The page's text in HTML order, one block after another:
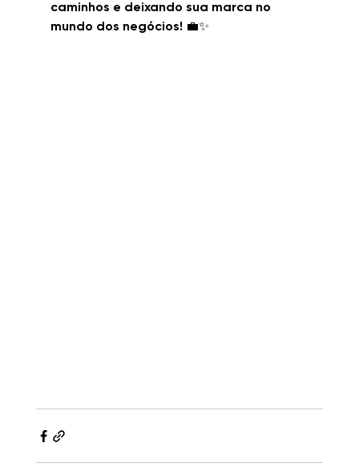
caminhos e deixando sua marca no
mundo dos negócios! 💼✨